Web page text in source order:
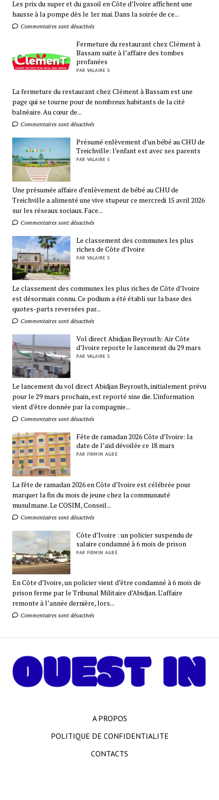
Les prix du super et du gasoil en Côte d’Ivoire affichent une
hausse à la pompe dès le 1er mai. Dans la soirée de ce...
Commentaires sont désactivés
Fermeture du restaurant chez Clément à
Bassam suite à l’affaire des tombes
profanées
PAR VALAIRE S
La fermeture du restaurant chez Clément à Bassam est une
page qui se tourne pour de nombreux habitants de la cité
balnéaire. Au cœur de...
Commentaires sont désactivés
Présumé enlèvement d’un bébé au CHU de
Treichville: l’enfant est avec ses parents
PAR VALAIRE S
Une présumée affaire d’enlèvement de bébé au CHU de
Treichville a alimenté une vive stupeur ce mercredi 15 avril 2026
sur les réseaux sociaux. Face...
Commentaires sont désactivés
Le classement des communes les plus
riches de Côte d’Ivoire
PAR VALAIRE S
Le classement des communes les plus riches de Côte d’Ivoire
est désormais connu. Ce podium a été établi sur la base des
quotes-parts reversées par...
Commentaires sont désactivés
Vol direct Abidjan Beyrouth: Air Côte
d’Ivoire reporte le lancement du 29 mars
PAR VALAIRE S
Le lancement du vol direct Abidjan Beyrouth, initialement prévu
pour le 29 mars prochain, est reporté sine die. L’information
vient d’être donnée par la compagnie...
Commentaires sont désactivés
Fête de ramadan 2026 Côte d’Ivoire: la
date de l’aïd dévoilée ce 18 mars
PAR FIRMIN AGBÉ
La fête de ramadan 2026 en Côte d’Ivoire est célébrée pour
marquer la fin du mois de jeune chez la communauté
musulmane. Le COSIM, Conseil...
Commentaires sont désactivés
Côte d’Ivoire : un policier suspendu de
salaire condamné à 6 mois de prison
PAR FIRMIN AGBÉ
En Côte d’Ivoire, un policier vient d’être condamné à 6 mois de
prison ferme par le Tribunal Militaire d’Abidjan. L’affaire
remonte à l’année dernière, lors...
Commentaires sont désactivés
A PROPOS
POLITIQUE DE CONFIDENTIALITE
CONTACTS